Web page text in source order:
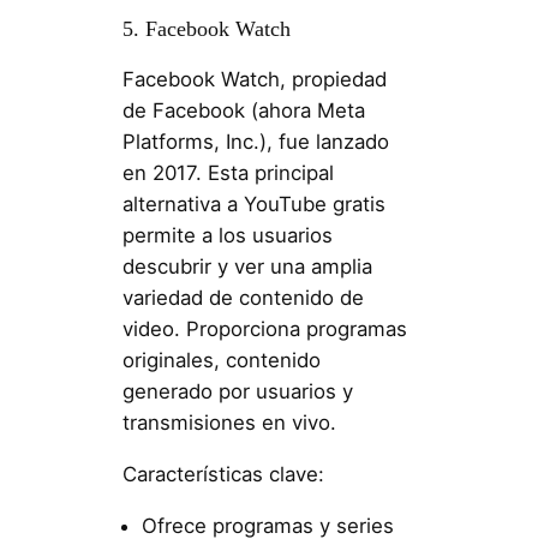
5. Facebook Watch
Facebook Watch, propiedad
de Facebook (ahora Meta
Platforms, Inc.), fue lanzado
en 2017. Esta principal
alternativa a YouTube gratis
permite a los usuarios
descubrir y ver una amplia
variedad de contenido de
video. Proporciona programas
originales, contenido
generado por usuarios y
transmisiones en vivo.
Características clave:
Ofrece programas y series